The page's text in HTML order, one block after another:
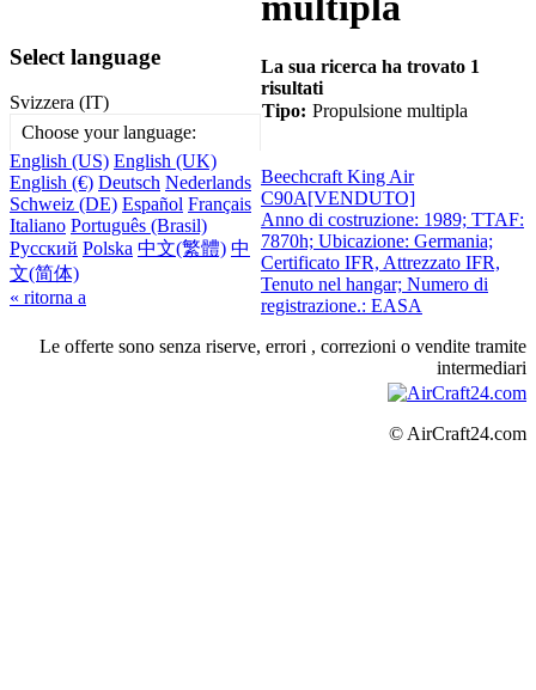
Select language
Svizzera (IT)
Choose your language:
English (US) English (UK)
English (€) Deutsch Nederlands
Schweiz (DE) Español Français
Italiano Português (Brasil)
Русский Polska 中文(繁體) 中
文(简体)
« ritorna a
La sua ricerca ha trovato 1
risultati
Tipo: Propulsione multipla
Beechcraft King Air
C90A[VENDUTO]
Anno di costruzione: 1989; TTAF:
7870h; Ubicazione: Germania;
Certificato IFR, Attrezzato IFR,
Tenuto nel hangar; Numero di
registrazione.: EASA
Le offerte sono senza riserve, errori , correzioni o vendite tramite
intermediari
© AirCraft24.com